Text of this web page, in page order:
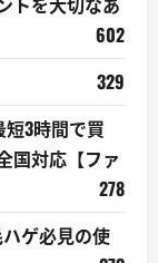
602
329
短3時間で買
国対応【ファ
278
ハゲ必見の使